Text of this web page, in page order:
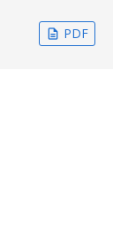
description PDF